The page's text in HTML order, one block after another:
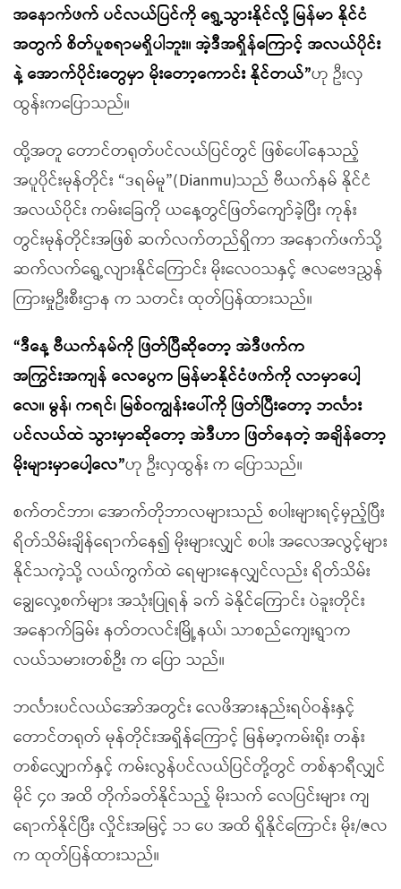
အနောက်ဖက် ပင်လယ်ပြင်ကို ရွှေ့သွားနိုင်လို့ မြန်မာ နိုင်ငံ
အတွက် စိတ်ပူစရာမရှိပါဘူး။ အဲ့ဒီအရှိန်ကြောင့် အလယ်ပိုင်း
နဲ့ အောက်ပိုင်းတွေမှာ မိုးတော့ကောင်း နိုင်တယ်”ဟု ဦးလှ
ထွန်းကပြောသည်။
ထို့အတူ တောင်တရုတ်ပင်လယ်ပြင်တွင် ဖြစ်ပေါ်နေသည့်
အပူပိုင်းမုန်တိုင်း “ဒရမ်မူ”(Dianmu)သည် ဗီယက်နမ် နိုင်ငံ
အလယ်ပိုင်း ကမ်းခြေကို ယနေ့တွင်ဖြတ်ကျော်ခဲ့ပြီး ကုန်း
တွင်းမုန်တိုင်းအဖြစ် ဆက်လက်တည်ရှိကာ အနောက်ဖက်သို့
ဆက်လက်ရွေ့လျားနိုင်ကြောင်း မိုးလေဝသနှင့် ဇလဗေဒညွှန်
ကြားမှုဦးစီးဌာန က သတင်း ထုတ်ပြန်ထားသည်။
“ဒီနေ့ ဗီယက်နမ်ကို ဖြတ်ပြီဆိုတော့ အဲဒီဖက်က
အကြွင်းအကျန် လေပွေက မြန်မာနိုင်ငံဖက်ကို လာမှာပေါ့
လေ။ မွန်၊ ကရင်၊ မြစ်ဝကျွန်းပေါ်ကို ဖြတ်ပြီးတော့ ဘင်္လား
ပင်လယ်ထဲ သွားမှာဆိုတော့ အဲဒီဟာ ဖြတ်နေတဲ့ အချိန်တော့
မိုးများမှာပေါ့လေ”ဟု ဦးလှထွန်း က ပြောသည်။
စက်တင်ဘာ၊ အောက်တိုဘာလများသည် စပါးများရင့်မှည့်ပြီး
ရိတ်သိမ်းချိန်ရောက်နေ၍ မိုးများလျှင် စပါး အလေအလွင့်များ
နိုင်သကဲ့သို့ လယ်ကွက်ထဲ ရေများနေလျှင်လည်း ရိတ်သိမ်း
ချွေလှေ့စက်များ အသုံးပြုရန် ခက် ခဲနိုင်ကြောင်း ပဲခူးတိုင်း
အနောက်ခြမ်း နတ်တလင်းမြို့နယ်၊ သာစည်ကျေးရွာက
လယ်သမားတစ်ဦး က ပြော သည်။
ဘင်္လားပင်လယ်အော်အတွင်း လေဖိအားနည်းရပ်ဝန်းနှင့်
တောင်တရုတ် မုန်တိုင်းအရှိန်ကြောင့် မြန်မာ့ကမ်းရိုး တန်း
တစ်လျှောက်နှင့် ကမ်းလွန်ပင်လယ်ပြင်တို့တွင် တစ်နာရီလျှင်
မိုင် ၄၀ အထိ တိုက်ခတ်နိုင်သည့် မိုးသက် လေပြင်းများ ကျ
ရောက်နိုင်ပြီး လှိုင်းအမြင့် ၁၁ ပေ အထိ ရှိနိုင်ကြောင်း မိုး/ဇလ
က ထုတ်ပြန်ထားသည်။